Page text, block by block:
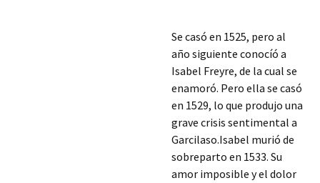
Se casó en 1525, pero al
año siguiente conocíó a
Isabel Freyre, de la cual se
enamoró. Pero ella se casó
en 1529, lo que produjo una
grave crisis sentimental a
Garcilaso.Isabel murió de
sobreparto en 1533. Su
amor imposible y el dolor